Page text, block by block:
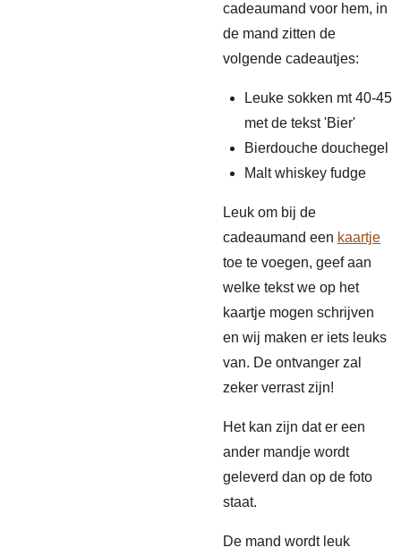
cadeaumand voor hem, in
de mand zitten de
volgende cadeautjes:
Leuke sokken mt 40-45
met de tekst 'Bier'
Bierdouche douchegel
Malt whiskey fudge
Leuk om bij de
cadeaumand een kaartje
toe te voegen, geef aan
welke tekst we op het
kaartje mogen schrijven
en wij maken er iets leuks
van. De ontvanger zal
zeker verrast zijn!
Het kan zijn dat er een
ander mandje wordt
geleverd dan op de foto
staat.
De mand wordt leuk